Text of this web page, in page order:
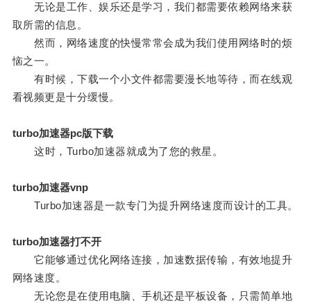
无论是工作、娱乐还是学习，我们都需要依赖网络来获
取所需的信息。
然而，网络速度的快慢常常会成为我们使用网络时的烦
恼之一。
有时候，下载一个小文件都需要漫长地等待，而在线观
看视频更是十分缓慢。
turbo加速器pc版下载
这时，Turbo加速器就成为了您的救星。
turbo加速器vnp
Turbo加速器是一款专门为提升网络速度而设计的工具。
turbo加速器打不开
它能够通过优化网络连接，加速数据传输，有效地提升
网络速度。
无论您是在使用电脑、手机还是平板设备，只需简单地